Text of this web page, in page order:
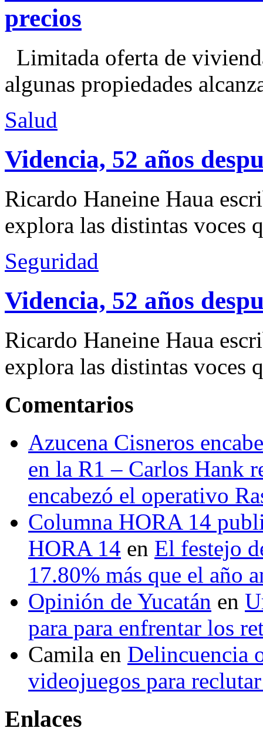
precios
Limitada oferta de
algunas propiedades
Salud
Videncia, 52 años
Ricardo Haneine Haua
explora las distintas voces
Seguridad
Videncia, 52 años
Ricardo Haneine Haua
explora las distintas voces
Comentarios
Azucena Cisneros
en la R1 – Carlos Hank
encabezó el operativo
Columna HORA 14
HORA 14 en El festejo
17.80% más que el año
Opinión de Yucatán en
para para enfrentar los
Camila en Delincuencia
videojuegos para
Enlaces